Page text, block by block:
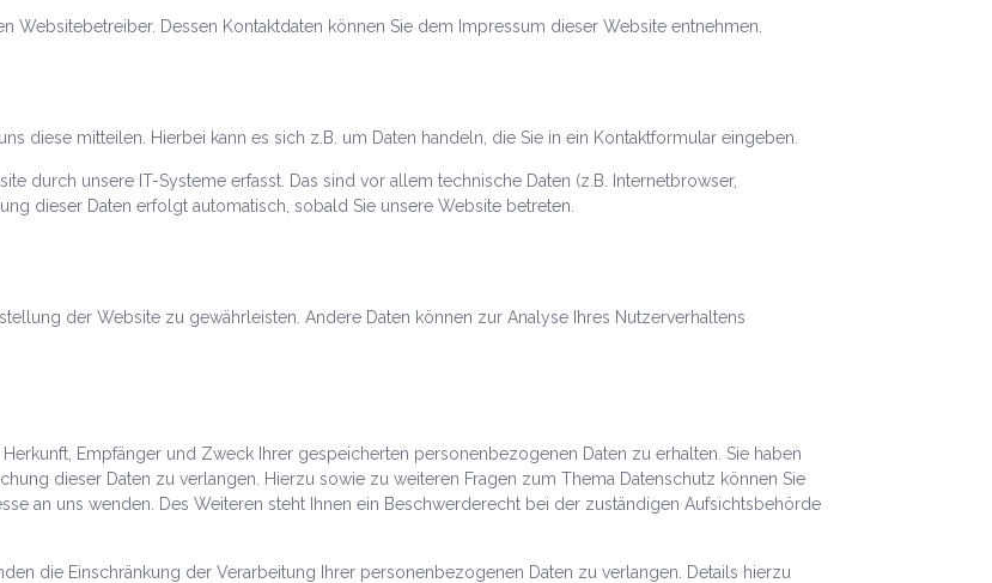
Websitebetreiber. Dessen Kontaktdaten können Sie dem Impressum dieser Website entnehmen.
diese mitteilen. Hierbei kann es sich z.B. um Daten handeln, die Sie in ein Kontaktformular eingeben.
durch unsere IT-Systeme erfasst. Das sind vor allem technische Daten (z.B. Internetbrowser,
dieser Daten erfolgt automatisch, sobald Sie unsere Website betreten.
der Website zu gewährleisten. Andere Daten können zur Analyse Ihres Nutzerverhaltens
Empfänger und Zweck Ihrer gespeicherten personenbezogenen Daten zu erhalten. Sie haben
dieser Daten zu verlangen. Hierzu sowie zu weiteren Fragen zum Thema Datenschutz können Sie
an uns wenden. Des Weiteren steht Ihnen ein Beschwerderecht bei der zuständigen Aufsichtsbehörde
die Einschränkung der Verarbeitung Ihrer personenbezogenen Daten zu verlangen. Details hierzu